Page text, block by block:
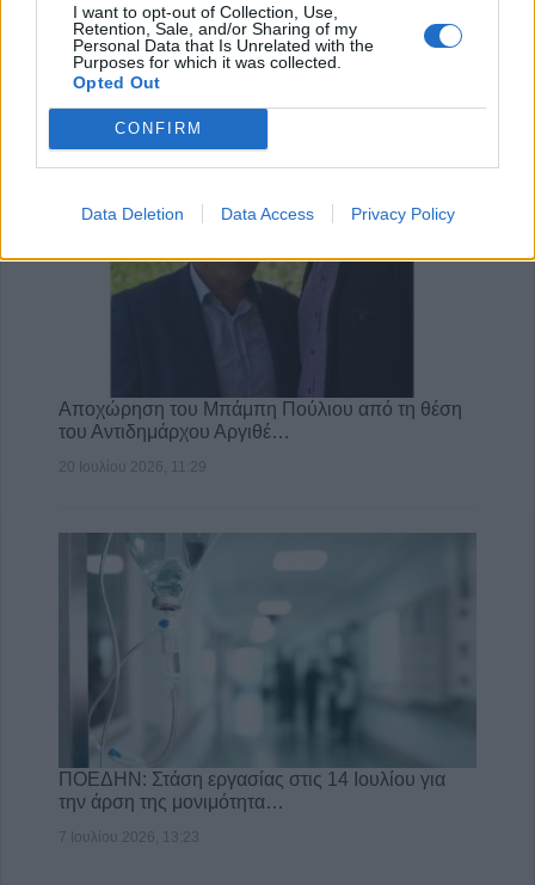
I want to opt-out of Collection, Use,
Retention, Sale, and/or Sharing of my
Personal Data that Is Unrelated with the
Purposes for which it was collected.
Opted Out
CONFIRM
Data Deletion Data Access Privacy Policy
21 Ιουλίου 2026, 10:18
Αποχώρηση του Μπάμπη Πούλιου από τη θέση
του Αντιδημάρχου Αργιθέ…
20 Ιουλίου 2026, 11:29
ΠΟΕΔΗΝ: Στάση εργασίας στις 14 Ιουλίου για
την άρση της μονιμότητα…
7 Ιουλίου 2026, 13:23